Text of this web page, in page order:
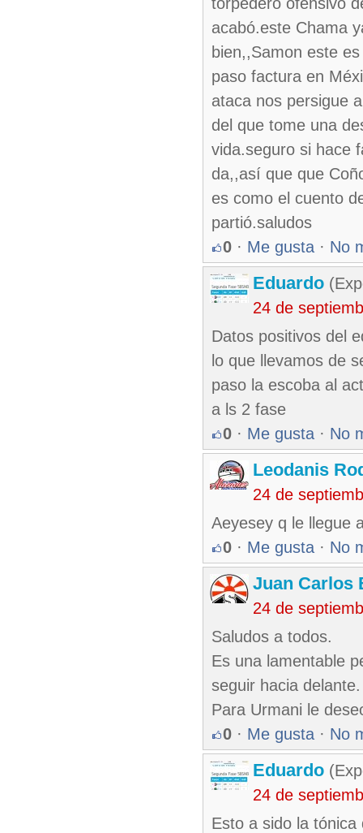
acabó.este Chama
bien,,Samon este
paso factura en
ataca nos persigue
del que tome una
vida.seguro si hace
da,,así que que
es como el cuento
partió.saludos
0 · Me gusta · No
Eduardo
24 de
Datos positivos del
lo que llevamos de
paso la escoba al
a ls 2 fase
0 · Me gusta · No
Leodanis
24 de
Aeyesey q le llegue
0 · Me gusta · No
Juan Carlos
24 de
Saludos a todos.
Es una lamentable
seguir hacia delante.
Para Urmani le
0 · Me gusta · No
Eduardo
24 de
Esto a sido la